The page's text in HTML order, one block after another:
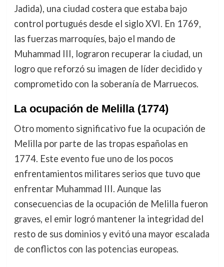
Jadida), una ciudad costera que estaba bajo
control portugués desde el siglo XVI. En 1769,
las fuerzas marroquíes, bajo el mando de
Muhammad III, lograron recuperar la ciudad, un
logro que reforzó su imagen de líder decidido y
comprometido con la soberanía de Marruecos.
La ocupación de Melilla (1774)
Otro momento significativo fue la ocupación de
Melilla por parte de las tropas españolas en
1774. Este evento fue uno de los pocos
enfrentamientos militares serios que tuvo que
enfrentar Muhammad III. Aunque las
consecuencias de la ocupación de Melilla fueron
graves, el emir logró mantener la integridad del
resto de sus dominios y evitó una mayor escalada
de conflictos con las potencias europeas.